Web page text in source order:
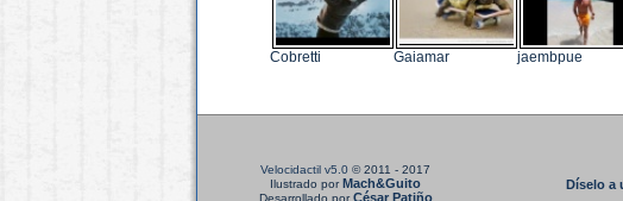
Cobretti Gaiamar jaembpue
Velocidactil v5.0 © 2011 - 2017
Ilustrado porMach&Guito
Desarrollado porCésar Patiño
Díselo a